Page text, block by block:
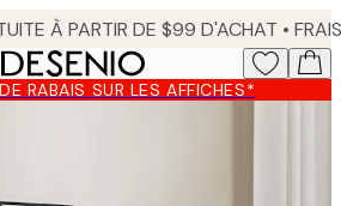
RABAIS SUR LES AFFICHES*